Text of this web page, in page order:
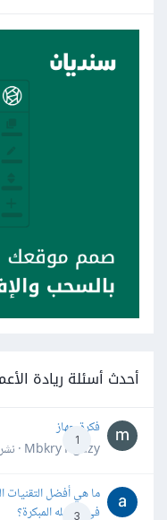
أحدث أسئلة ريادة
1
فكرة جهاز
Mbkry Hgazy · نشر
3
ما هي أفضل التقنيات
في مراحله المبكرة؟